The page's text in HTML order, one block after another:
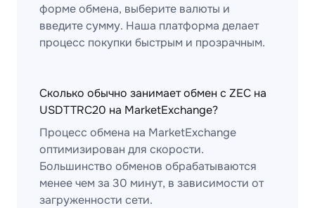
форме обмена, выберите валюты и
введите сумму. Наша платформа делает
процесс покупки быстрым и прозрачным.
Сколько обычно занимает обмен с ZEC на
USDTTRC20 на MarketExchange?
Процесс обмена на MarketExchange
оптимизирован для скорости.
Большинство обменов обрабатываются
менее чем за 30 минут, в зависимости от
загруженности сети.